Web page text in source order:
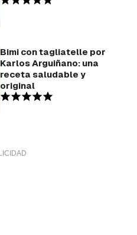
Bimi con tagliatelle por
Karlos Arguiñano: una
receta saludable y
original